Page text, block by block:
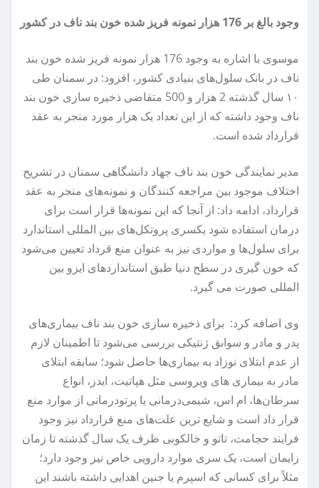
وجود بالغ بر 176 هزار نمونه فریز شده خون بند ناف در کشور
موسوی با اشاره به وجود 176 هزار نمونه فریز شده خون بند
ناف در بانک سلول‌های بنیادی کشور، افزود: در سمنان طی
۱۰ سال گذشته 2 هزار و 500 متقاضی ذخیره سازی خون بند
ناف وجود داشته که از این تعداد یک هزار مورد منجر به عقد
قرارداد شده است.
مدیر نمایندگی خون بند ناف جهاد دانشگاهی سمنان در تشریح
اختلاف موجود بین مراجعه کنندگان و نمونه‌های منجر به عقد
قرارداد، ادامه داد: از آنجا که این نمونه‌ها قرار است برای
درمان استفاده شود یکسری پروتکل‌های بین المللی استاندارد
برای سلول‌ها و مواردی نیز به عنوان منع قرداد تعیین می‌شود
که خون گیری در سطح دنیا طبق استانداردهای ایزو بین
المللی صورت می گیرد.
وی اضافه کرد: برای ذخیره سازی خون بند ناف بیماری‌های
پدر و مادر و سوابق ژنتیکی بررسی می‌شود تا اطمینان لازم
از عدم ابتلای نوزاد به بیماری‌ها حاصل شود؛ سابقه ابتلای
مادر به بیماری های ویروسی مثل هپاتیت، ایدز، انواع
سرطان‌ها، ام اس، شیمی‌درمانی یا پرتودرمانی از موارد منع
قرار داد است و شایع ترین علت‌های منع قرارداد نیز وجود
فرایند حجامت، تاتو و خالکوبی ظرف یک سال گذشته تا زمان
زایمان است، یک سری موارد دارویی خاص نیز وجود دارد؛
مثلاً برای کسانی که اسپرم یا جنین اهدایی داشته باشند این